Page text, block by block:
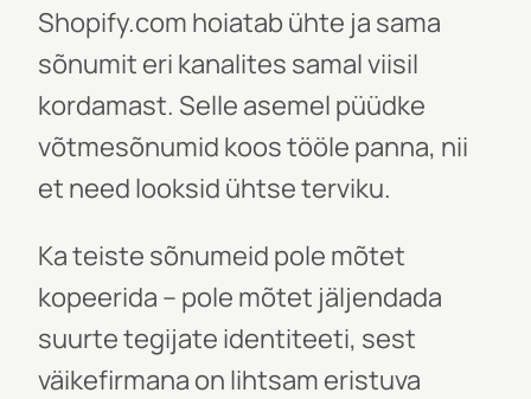
Shopify.com hoiatab ühte ja sama
sõnumit eri kanalites samal viisil
kordamast. Selle asemel püüdke
võtmesõnumid koos tööle panna, nii
et need looksid ühtse terviku.
Ka teiste sõnumeid pole mõtet
kopeerida – pole mõtet jäljendada
suurte tegijate identiteeti, sest
väikefirmana on lihtsam eristuva